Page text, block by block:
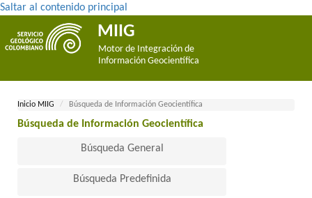
Saltar al contenido principal
MIIG
Motor de Integración de
Información Geocientífica
Inicio MII​​​G Búsqueda de Información Geocientífica
Búsqueda de Información Geocientífica​
Búsqueda General
Búsqueda Predefinida